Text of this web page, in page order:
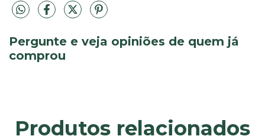
Pergunte e veja opiniões de quem já
comprou
Produtos relacionados